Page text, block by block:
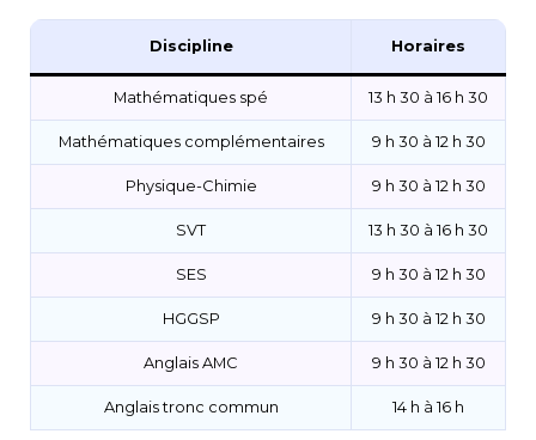
Discipline Horaires
Mathématiques spé 13 h 30 à 16 h 30
Mathématiques complémentaires 9 h 30 à 12 h 30
Physique-Chimie 9 h 30 à 12 h 30
SVT 13 h 30 à 16 h 30
SES 9 h 30 à 12 h 30
HGGSP 9 h 30 à 12 h 30
Anglais AMC 9 h 30 à 12 h 30
Anglais tronc commun 14 h à 16 h